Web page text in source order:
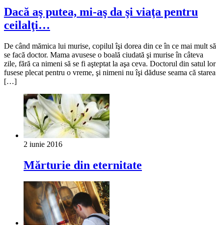
Dacă aş putea, mi-aş da şi viaţa pentru
ceilalţi…
De când mămica lui murise, copilul îşi dorea din ce în ce mai mult să
se facă doctor. Mama avusese o boală ciudată şi murise în câteva
zile, fără ca nimeni să se fi aşteptat la aşa ceva. Doctorul din satul lor
fusese plecat pentru o vreme, şi nimeni nu îşi dăduse seama că starea
[…]
2 iunie 2016
Mărturie din eternitate